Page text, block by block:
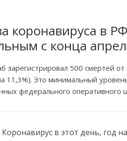
коронавируса в
с конца
500 смертей
Это минимальный
федерального оперативного
Коронавирус в этот день, год